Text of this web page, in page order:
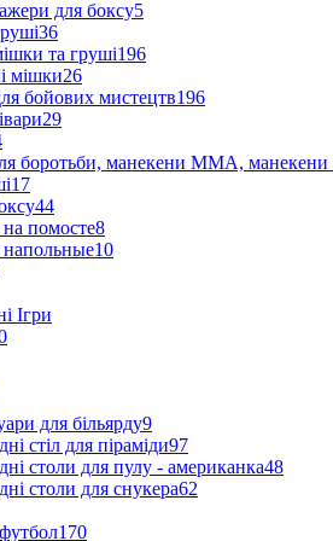
для боксу5
36
та груші196
мішки26
бойових мистецтв196
29
боротьби, манекени ММА, манекени
17
44
помосте8
10
Ігри
для більярду9
стіл для піраміди97
столи для пулу - американка48
столи для снукера62
170